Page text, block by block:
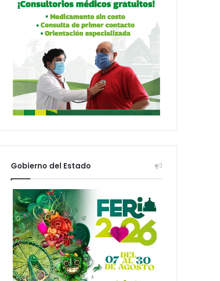
Gobierno del Estado